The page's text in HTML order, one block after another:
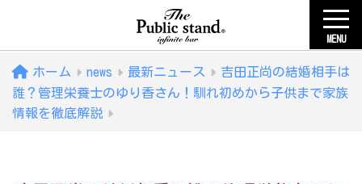
MENU
ホーム news 最新ニュース
吉田正尚の結婚相手は
誰？管理栄養士のゆり香さん！馴れ初めから子供まで家族
情報を徹底解説